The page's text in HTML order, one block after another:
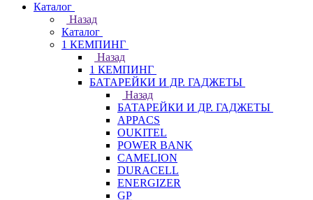
Каталог
Назад
Каталог
1 КЕМПИНГ
Назад
1 КЕМПИНГ
БАТАРЕЙКИ И ДР. ГАДЖЕТЫ
Назад
БАТАРЕЙКИ И ДР. ГАДЖЕТЫ
APPACS
OUKITEL
POWER BANK
CAMELION
DURACELL
ENERGIZER
GP